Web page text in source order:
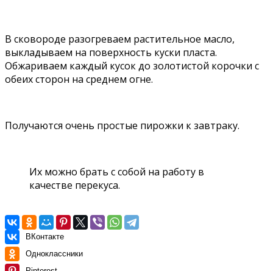
В сковороде разогреваем растительное масло,
выкладываем на поверхность куски пласта.
Обжариваем каждый кусок до золотистой корочки с
обеих сторон на среднем огне.
Получаются очень простые пирожки к завтраку.
Их можно брать с собой на работу в
качестве перекуса.
ВКонтакте
Одноклассники